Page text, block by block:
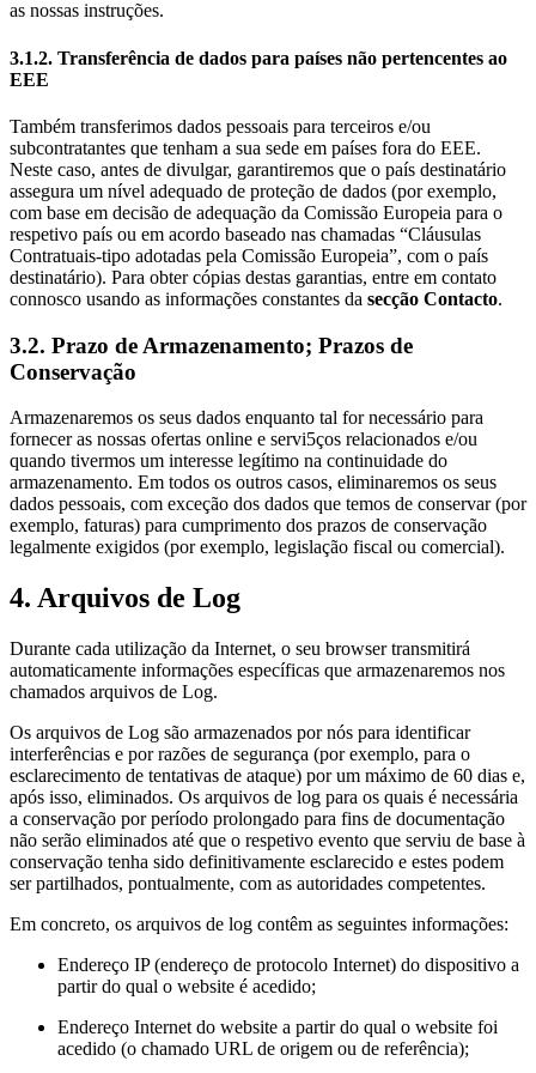
as nossas instruções.
3.1.2. Transferência de dados para países não pertencentes ao
EEE
Também transferimos dados pessoais para terceiros e/ou
subcontratantes que tenham a sua sede em países fora do EEE.
Neste caso, antes de divulgar, garantiremos que o país destinatário
assegura um nível adequado de proteção de dados (por exemplo,
com base em decisão de adequação da Comissão Europeia para o
respetivo país ou em acordo baseado nas chamadas “Cláusulas
Contratuais-tipo adotadas pela Comissão Europeia”, com o país
destinatário). Para obter cópias destas garantias, entre em contato
connosco usando as informações constantes da secção Contacto.
3.2. Prazo de Armazenamento; Prazos de
Conservação
Armazenaremos os seus dados enquanto tal for necessário para
fornecer as nossas ofertas online e servi5ços relacionados e/ou
quando tivermos um interesse legítimo na continuidade do
armazenamento. Em todos os outros casos, eliminaremos os seus
dados pessoais, com exceção dos dados que temos de conservar (por
exemplo, faturas) para cumprimento dos prazos de conservação
legalmente exigidos (por exemplo, legislação fiscal ou comercial).
4. Arquivos de Log
Durante cada utilização da Internet, o seu browser transmitirá
automaticamente informações específicas que armazenaremos nos
chamados arquivos de Log.
Os arquivos de Log são armazenados por nós para identificar
interferências e por razões de segurança (por exemplo, para o
esclarecimento de tentativas de ataque) por um máximo de 60 dias e,
após isso, eliminados. Os arquivos de log para os quais é necessária
a conservação por período prolongado para fins de documentação
não serão eliminados até que o respetivo evento que serviu de base à
conservação tenha sido definitivamente esclarecido e estes podem
ser partilhados, pontualmente, com as autoridades competentes.
Em concreto, os arquivos de log contêm as seguintes informações:
Endereço IP (endereço de protocolo Internet) do dispositivo a
partir do qual o website é acedido;
Endereço Internet do website a partir do qual o website foi
acedido (o chamado URL de origem ou de referência);